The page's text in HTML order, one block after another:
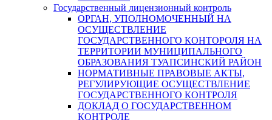
Государственный лицензионный контроль
ОРГАН, УПОЛНОМОЧЕННЫЙ НА
ОСУЩЕСТВЛЕНИЕ
ГОСУДАРСТВЕННОГО КОНТОРОЛЯ НА
ТЕРРИТОРИИ МУНИЦИПАЛЬНОГО
ОБРАЗОВАНИЯ ТУАПСИНСКИЙ РАЙОН
НОРМАТИВНЫЕ ПРАВОВЫЕ АКТЫ,
РЕГУЛИРУЮЩИЕ ОСУЩЕСТВЛЕНИЕ
ГОСУДАРСТВЕННОГО КОНТРОЛЯ
ДОКЛАД О ГОСУДАРСТВЕННОМ
КОНТРОЛЕ